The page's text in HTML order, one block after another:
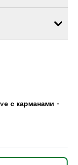
с карманами -